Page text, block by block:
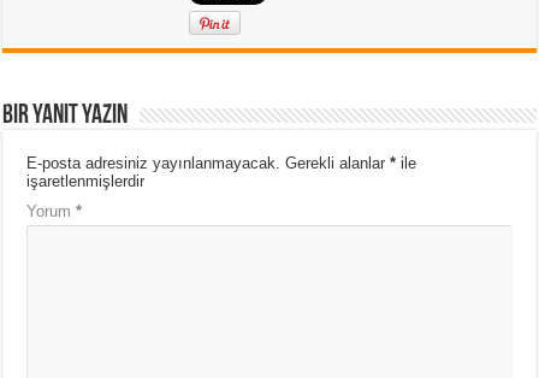
Bir yanıt yazın
E-posta adresiniz yayınlanmayacak. Gerekli alanlar* ile
işaretlenmişlerdir
Yorum*